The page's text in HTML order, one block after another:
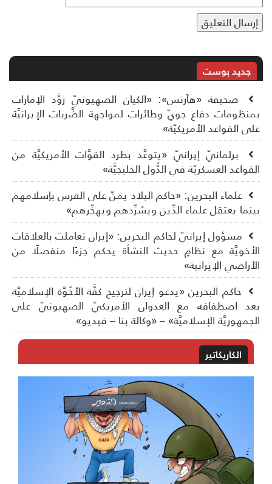
جديد بوست
صحيفة «هآرتس»: «الكيان الصهيونيّ زوَّد الإمارات
دفاع جويّ وطائرات لمواجهة الضَّربات الإيرانيَّة
القواعد الأمريكيّة»
برلمانيّ إيرانيّ «يتوعَّد بطرد القوَّات الأمريكيَّة من
العسكريّة في الدُّول الخليجيَّة»
علماء البحرين: «حاكم البلاد يمنّ على الفرس بإسلامهم
يعتقل علماء الدِّين ويشرِّدهم ويهجِّرهم»
مسؤول إيرانيّ لحاكم البحرين: «إيران تعاملت بالعلاقات
مع نظامٍ حديث النشأة يحكم جزءًا منفصلًا من
الإيرانية»
حاكم البحرين «يدعو إيران لترجيح كفَّة الأخُوَّة الإسلاميَّة
اصطفافه مع العدوان الأمريكيّ الصهيونيّ على
الإسلاميَّة» – «وكالة بنا – فيديو»
الكاريكاتير